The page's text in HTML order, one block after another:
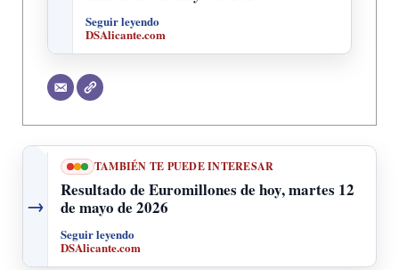
Seguir leyendo
DSAlicante.com
→
TAMBIÉN TE PUEDE INTERESAR
Resultado de Euromillones de hoy, martes 12
de mayo de 2026
Seguir leyendo
DSAlicante.com